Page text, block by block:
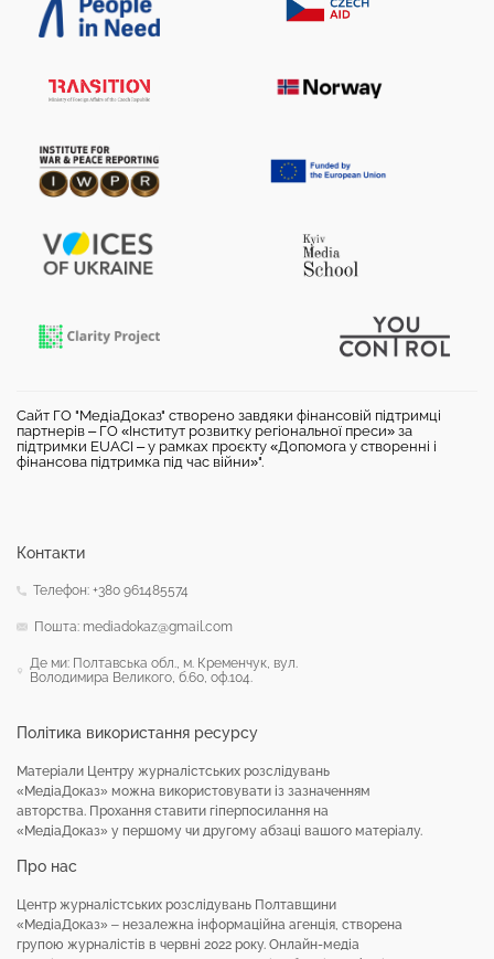
Сайт ГО "МедіаДоказ" створено завдяки фінансовій підтримці
партнерів – ГО «Інститут розвитку регіональної преси» за
підтримки EUACI – у рамках проєкту «Допомога у створенні і
фінансова підтримка під час війни»".
Про нас
Центр журналістських розслідувань Полтавщини
«МедіаДоказ» – незалежна інформаційна агенція, створена
групою журналістів в червні 2022 року. Онлайн-медіа
Політика використання ресурсу
Матеріали Центру журналістських розслідувань
«МедіаДоказ» можна використовувати із зазначенням
авторства. Прохання ставити гіперпосилання на
«МедіаДоказ» у першому чи другому абзаці вашого матеріалу.
Контакти
Телефон: +380 961485574
Пошта: mediadokaz@gmail.com
Де ми: Полтавська обл., м. Кременчук, вул.
Володимира Великого, б.60, оф.104.